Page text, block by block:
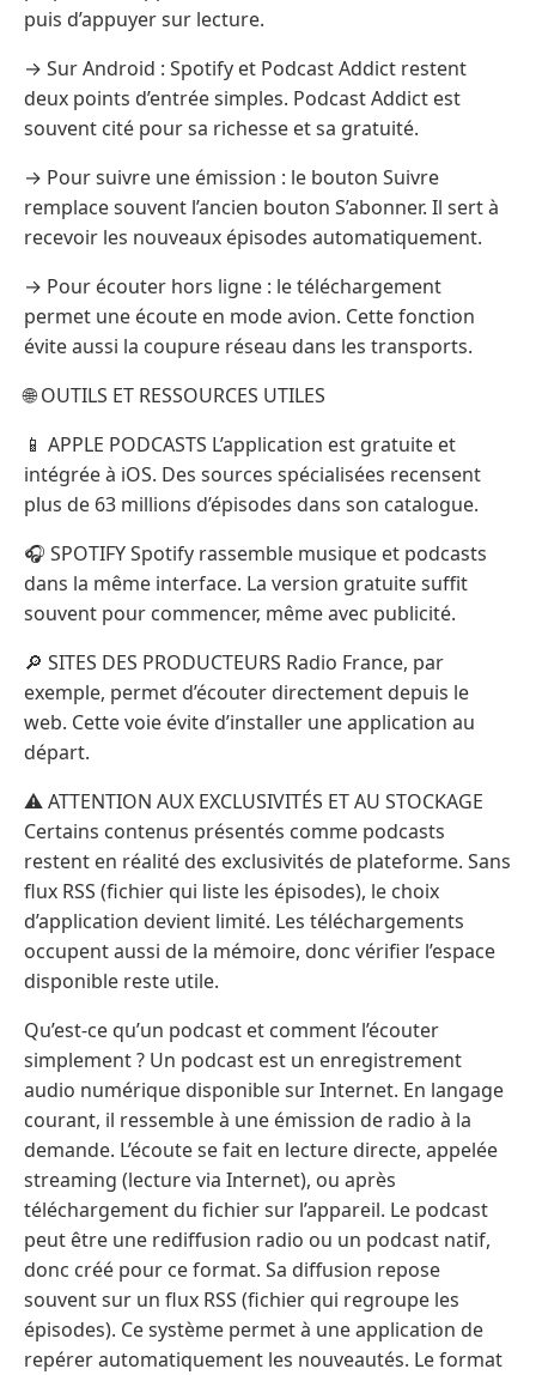
puis d’appuyer sur lecture.
→ Sur Android : Spotify et Podcast Addict restent
deux points d’entrée simples. Podcast Addict est
souvent cité pour sa richesse et sa gratuité.
→ Pour suivre une émission : le bouton Suivre
remplace souvent l’ancien bouton S’abonner. Il sert à
recevoir les nouveaux épisodes automatiquement.
→ Pour écouter hors ligne : le téléchargement
permet une écoute en mode avion. Cette fonction
évite aussi la coupure réseau dans les transports.
🌐 OUTILS ET RESSOURCES UTILES
📱 APPLE PODCASTS L’application est gratuite et
intégrée à iOS. Des sources spécialisées recensent
plus de 63 millions d’épisodes dans son catalogue.
🎧 SPOTIFY Spotify rassemble musique et podcasts
dans la même interface. La version gratuite suffit
souvent pour commencer, même avec publicité.
🔎 SITES DES PRODUCTEURS Radio France, par
exemple, permet d’écouter directement depuis le
web. Cette voie évite d’installer une application au
départ.
⚠️ ATTENTION AUX EXCLUSIVITÉS ET AU STOCKAGE
Certains contenus présentés comme podcasts
restent en réalité des exclusivités de plateforme. Sans
flux RSS (fichier qui liste les épisodes), le choix
d’application devient limité. Les téléchargements
occupent aussi de la mémoire, donc vérifier l’espace
disponible reste utile.
Qu’est-ce qu’un podcast et comment l’écouter
simplement ? Un podcast est un enregistrement
audio numérique disponible sur Internet. En langage
courant, il ressemble à une émission de radio à la
demande. L’écoute se fait en lecture directe, appelée
streaming (lecture via Internet), ou après
téléchargement du fichier sur l’appareil. Le podcast
peut être une rediffusion radio ou un podcast natif,
donc créé pour ce format. Sa diffusion repose
souvent sur un flux RSS (fichier qui regroupe les
épisodes). Ce système permet à une application de
repérer automatiquement les nouveautés. Le format